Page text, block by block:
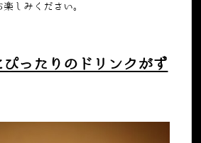
しみください。
ったりのドリンクがず